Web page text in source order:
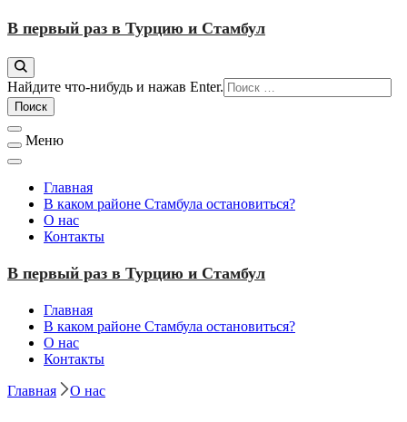
Перейти
к
содержимому
В первый раз в Турцию и Стамбул
Ищите
что-
то?
Найдите что-нибудь и нажав Enter.
Меню
Главная
В каком районе Стамбула остановиться?
О нас
Контакты
В первый раз в Турцию и Стамбул
Главная
В каком районе Стамбула остановиться?
О нас
Контакты
Главная О нас